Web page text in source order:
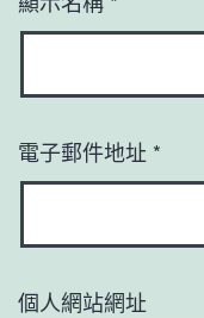
電子郵件地址 *
個人網站網址